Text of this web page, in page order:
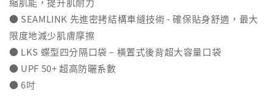
● SEAMLINK 先進密拷結構車縫技術 - 確保貼身舒適，最大
限度地減少肌膚摩擦
● LKS 蝶型四分隔口袋 – 橫置式後背超大容量口袋
● UPF 50+ 超高防曬系數
● 6吋